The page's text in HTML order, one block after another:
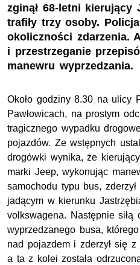
zginął 68-letni kierujący
trafiły trzy osoby.
okoliczności zdarzenia.
i przestrzeganie
manewru wyprzedzania.
Około godziny 8.30 na ulicy
Pawłowicach, na prostym
tragicznego wypadku
pojazdów. Ze wstępnych
drogówki wynika, że
marki Jeep, wykonując
samochodu typu bus,
jadącym w kierunku
volkswagena. Następnie siłą
wyprzedzanego busa,
nad pojazdem i zderzył się
a ta z kolei została